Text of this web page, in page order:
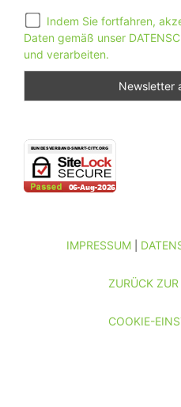
Indem Sie fortfahren,
Daten gemäß unser
und verarbeiten.
IMPRESSUM|
ZURÜCK
COOKIE-